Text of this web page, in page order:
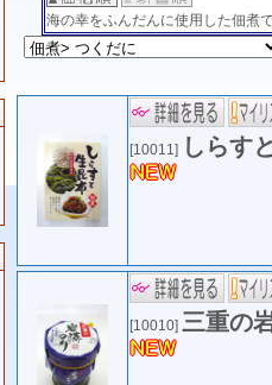
海の幸をふんだんに使用した佃煮
[10011] しらす
[10010] 三重の